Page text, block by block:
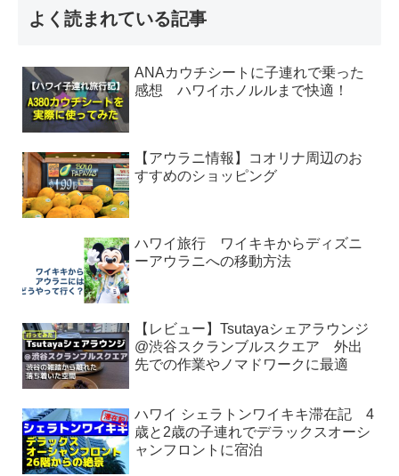
よく読まれている記事
ANAカウチシートに子連れで乗った
感想 ハワイホノルルまで快適！
【アウラニ情報】コオリナ周辺のお
すすめのショッピング
ハワイ旅行 ワイキキからディズニ
ーアウラニへの移動方法
【レビュー】Tsutayaシェアラウンジ
@渋谷スクランブルスクエア 外出
先での作業やノマドワークに最適
ハワイ シェラトンワイキキ滞在記 4
歳と2歳の子連れでデラックスオーシ
ャンフロントに宿泊